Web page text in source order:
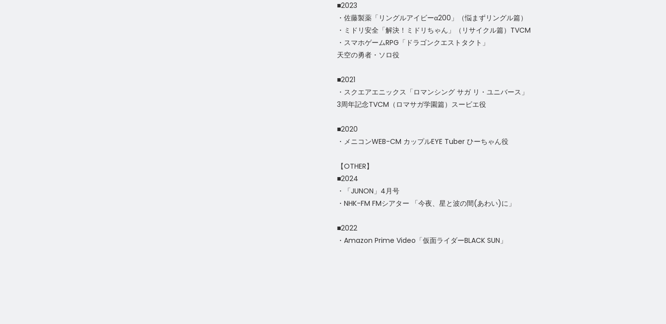
■2023
・佐藤製薬「リングルアイビーα200」（悩まずリングル篇）
・ミドリ安全「解決！ミドリちゃん」（リサイクル篇）TVCM
・スマホゲームRPG「ドラゴンクエストタクト」
天空の勇者・ソロ役
■2021
・スクエアエニックス「ロマンシング サガ リ・ユニバース」
3周年記念TVCM（ロマサガ学園篇）スービエ役
■2020
・メニコンWEB-CM カップルEYE Tuber ひーちゃん役
【OTHER】
■2024
・「JUNON」4月号
・NHK-FM FMシアター 「今夜、星と波の間(あわい)に」
■2022
・Amazon Prime Video「仮面ライダーBLACK SUN」